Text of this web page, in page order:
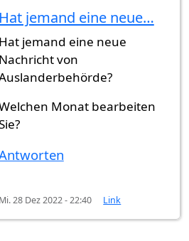
Hat jemand eine neue…
Hat jemand eine neue
Nachricht von
Monat bearbeiten
Mi. 28 Dez 2022 - 22:40 Link